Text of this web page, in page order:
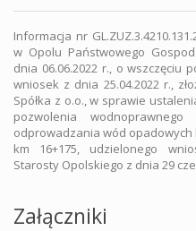
Informacja nr
w Opolu Państwowego
dnia 06.06.2022 r., o wszczęciu
wniosek z dnia 25.04.2022 r.,
Spółka z o.o., w sprawie
pozwolenia
odprowadzania wód
km 16+175, udzielonego
Starosty Opolskiego z dnia 29
Załączniki